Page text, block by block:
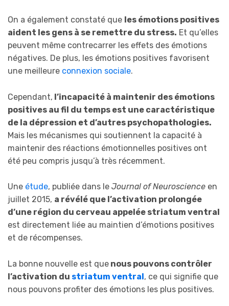
On a également constaté que les émotions positives
aident les gens à se remettre du stress. Et qu’elles
peuvent même contrecarrer les effets des émotions
négatives. De plus, les émotions positives favorisent
une meilleure connexion sociale.
Cependant, l’incapacité à maintenir des émotions
positives au fil du temps est une caractéristique
de la dépression et d’autres psychopathologies.
Mais les mécanismes qui soutiennent la capacité à
maintenir des réactions émotionnelles positives ont
été peu compris jusqu’à très récemment.
Une étude, publiée dans le Journal of Neuroscience en
juillet 2015, a révélé que l’activation prolongée
d’une région du cerveau appelée striatum ventral
est directement liée au maintien d’émotions positives
et de récompenses.
La bonne nouvelle est que nous pouvons contrôler
l’activation du striatum ventral, ce qui signifie que
nous pouvons profiter des émotions les plus positives.